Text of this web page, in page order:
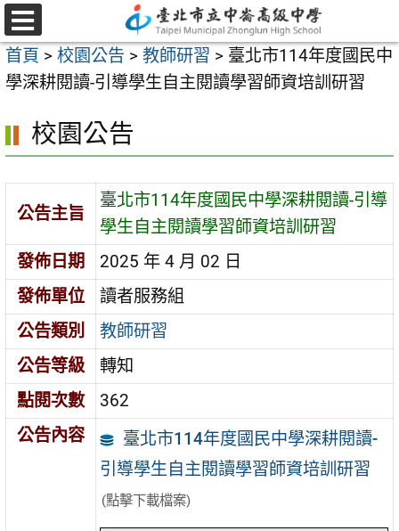
跳
至
主
要
容
選
單
首頁 > 校園公告 > 教師研習 > 臺北市114年度國民中
學深耕閱讀-引導學生自主閱讀學習師資培訓研習
校園公告
公告主旨
臺北市114年度國民中學深耕閱讀-引導
學生自主閱讀學習師資培訓研習
發佈日期
2025 年 4 月 02 日
發佈單位
讀者服務組
公告類別
教師研習
公告等級
轉知
點閱次數
362
公告內容
臺北市114年度國民中學深耕閱讀-
引導學生自主閱讀學習師資培訓研習
(點擊下載檔案)